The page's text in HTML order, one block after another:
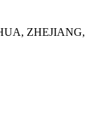
ZHEJIANG,